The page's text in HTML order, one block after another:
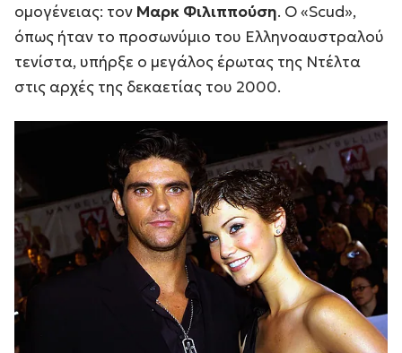
ομογένειας: τον Μαρκ Φιλιππούση. Ο «Scud»,
όπως ήταν το προσωνύμιο του Ελληνοαυστραλού
τενίστα, υπήρξε ο μεγάλος έρωτας της Ντέλτα
στις αρχές της δεκαετίας του 2000.